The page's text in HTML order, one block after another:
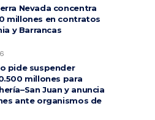
Nevada concentra
millones en contratos
y Barrancas
pide suspender
millones para
Juan y anuncia
ante organismos de